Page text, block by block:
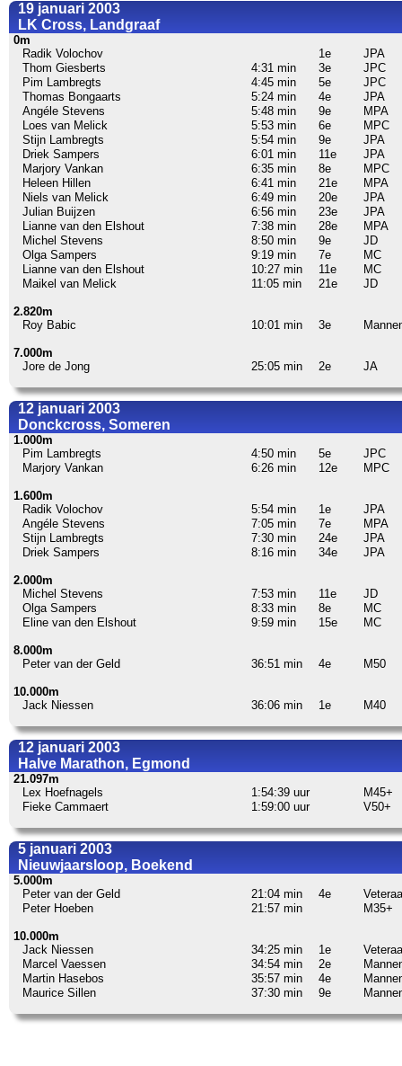
19 januari 2003
LK Cross, Landgraaf
0m
Radik Volochov
1e
JPA
Thom Giesberts
4:31 min 3e
JPC
Pim Lambregts
4:45 min 5e
JPC
Thomas Bongaarts
5:24 min 4e
JPA
Angéle Stevens
5:48 min 9e
MPA
Loes van Melick
5:53 min 6e
MPC
Stijn Lambregts
5:54 min 9e
JPA
Driek Sampers
6:01 min 11e
JPA
Marjory Vankan
6:35 min 8e
MPC
Heleen Hillen
6:41 min 21e
MPA
Niels van Melick
6:49 min 20e
JPA
Julian Buijzen
6:56 min 23e
JPA
Lianne van den Elshout
7:38 min 28e
MPA
Michel Stevens
8:50 min 9e
JD
Olga Sampers
9:19 min 7e
MC
Lianne van den Elshout
10:27 min 11e
MC
Maikel van Melick
11:05 min 21e JD
2.820m
Roy Babic
10:01 min 3e
7.000m
Jore de Jong
25:05 min 2e JA
12 januari 2003
Donckcross, Someren
1.000m
Pim Lambregts
4:50 min 5e
JPC
Marjory Vankan
6:26 min 12e MPC
1.600m
Radik Volochov
5:54 min 1e
JPA
Angéle Stevens
7:05 min 7e
MPA
Stijn Lambregts
7:30 min 24e
JPA
Driek Sampers
8:16 min 34e JPA
2.000m
Michel Stevens
7:53 min 11e
JD
Olga Sampers
8:33 min 8e
MC
Eline van den Elshout
9:59 min 15e MC
8.000m
Peter van der Geld
36:51 min 4e M50
10.000m
Jack Niessen
36:06 min 1e M40
12 januari 2003
Halve Marathon, Egmond
21.097m
Lex Hoefnagels
1:54:39 uur
M45+
Fieke Cammaert
1:59:00 uur V50+
5 januari 2003
Nieuwjaarsloop, Boekend
5.000m
Peter van der Geld
21:04 min 4e
Peter Hoeben
21:57 min M35+
10.000m
Jack Niessen
34:25 min 1e
Marcel Vaessen
34:54 min 2e
Martin Hasebos
35:57 min 4e
Maurice Sillen
37:30 min 9e